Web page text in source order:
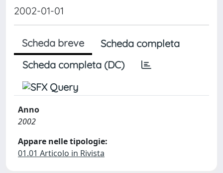
2002-01-01
Scheda breve
Scheda completa
Scheda completa (DC)
Anno
2002
Appare nelle tipologie:
01.01 Articolo in Rivista